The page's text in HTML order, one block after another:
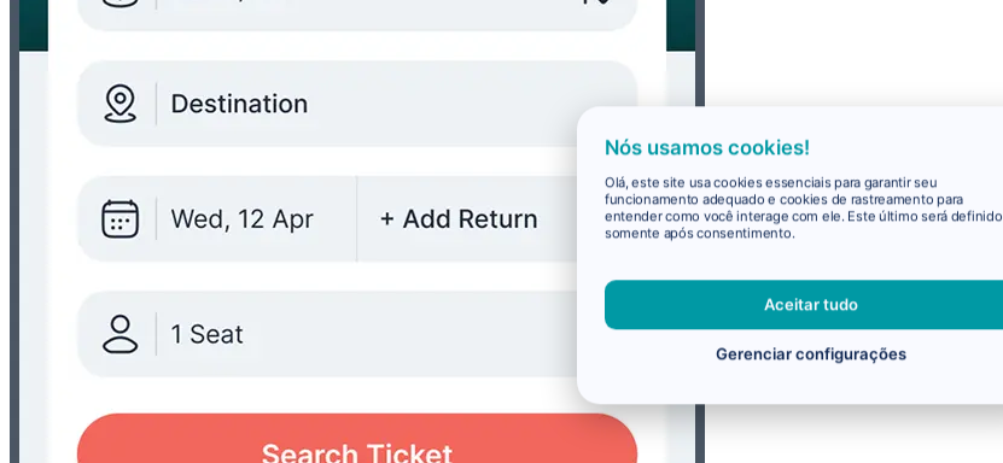
Nós usamos cookies!
Olá, este site usa cookies essenciais para garantir seu
funcionamento adequado e cookies de rastreamento para
entender como você interage com ele. Este último será definido
somente após consentimento.
Aceitar tudo
Gerenciar configurações